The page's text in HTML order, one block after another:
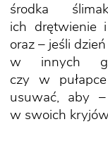
środka
ich drętwienie
oraz – jeśli
w innych
czy w
usuwać, aby
w swoich